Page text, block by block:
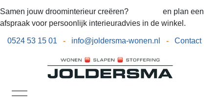
Samen jouw droominterieur creëren?
en plan een
afspraak voor persoonlijk interieuradvies in de winkel.
0524 53 15 01 - info@joldersma-wonen.nl - Contact